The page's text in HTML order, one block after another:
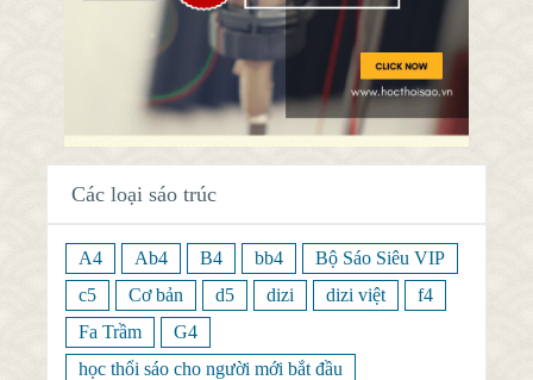
Các loại sáo trúc
A4 Ab4 B4 bb4
Bộ Sáo Siêu VIP
c5
Cơ bản d5 dizi dizi việt
f4
Fa Trầm
G4
học thổi sáo cho người mới bắt đầu